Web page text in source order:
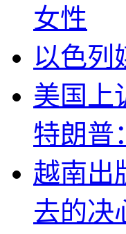
女性
以色列
美国上
特朗普
越南出
去的决